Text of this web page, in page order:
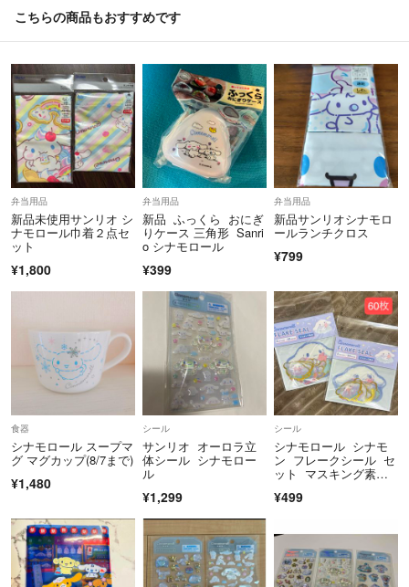
○初めての方で、プロフィールの記載の無い方とのお取り引きは不安な
です）
○基本的には値段交渉はしておりません。複数購入される場合のみ同梱
で送料分お安く致しますので、購入申請前にコメントでご連絡お願いし
ます。
✦こちらのプロフィールを読んでいない方とはお取り引きは致しませ
ん。
✦キャンセルも致しません。
（再出品するのに手間がかかるので）
○スムーズで気持ちの良いお取り引きを心がけます。
☆基本的に発送はお支払いの次の日となります。
こちらの商品もおすすめです
弁当用品
新品未使用サンリオ シ
ナモロール巾着２点セ
ット
¥1,800
弁当用品
新品 ふっくら おにぎ
りケース 三角形 Sanri
o シナモロール
¥399
弁当用品
新品サンリオシナモロ
ールランチクロス
¥799
食器
シナモロール スープマ
グ マグカップ(8/7まで)
¥1,480
シール
サンリオ オーロラ立
体シール シナモロー
ル
¥1,299
シール
シナモロール シナモ
ン フレークシール セ
ット マスキング素
¥499